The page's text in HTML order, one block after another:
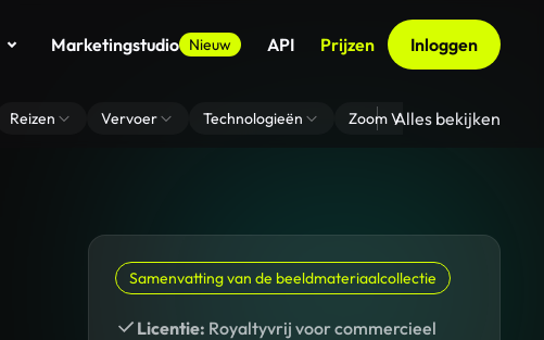
Marketingstudio Nieuw API Prijzen Inloggen
Reizen Vervoer Technologieën Zoom Virtuele
Alles bekijken
Samenvatting van de beeldmateriaalcollectie
Licentie: Royaltyvrij voor commercieel